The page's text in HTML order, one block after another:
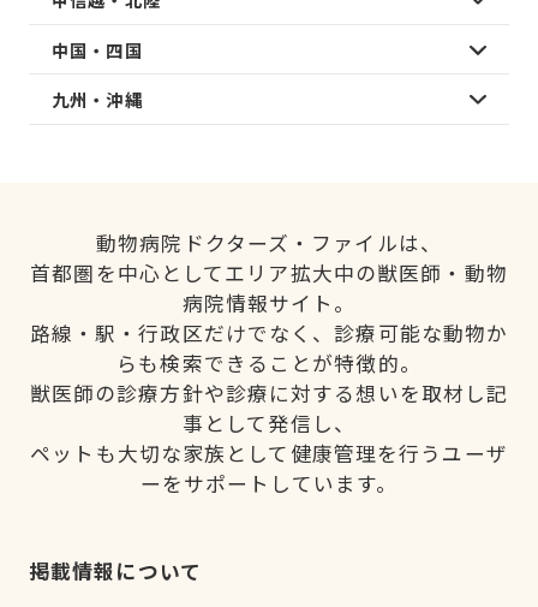
中国・四国
九州・沖縄
動物病院ドクターズ・ファイルは、
首都圏を中心としてエリア拡大中の獣医師・動物
病院情報サイト。
路線・駅・行政区だけでなく、診療可能な動物か
らも検索できることが特徴的。
獣医師の診療方針や診療に対する想いを取材し記
事として発信し、
ペットも大切な家族として健康管理を行うユーザ
ーをサポートしています。
掲載情報について